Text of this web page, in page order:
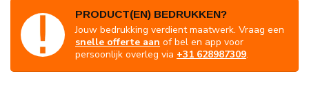
PRODUCT(EN) BEDRUKKEN?
Jouw bedrukking verdient maatwerk. Vraag een
snelle offerte aan of bel en app voor
persoonlijk overleg via +31 628987309.